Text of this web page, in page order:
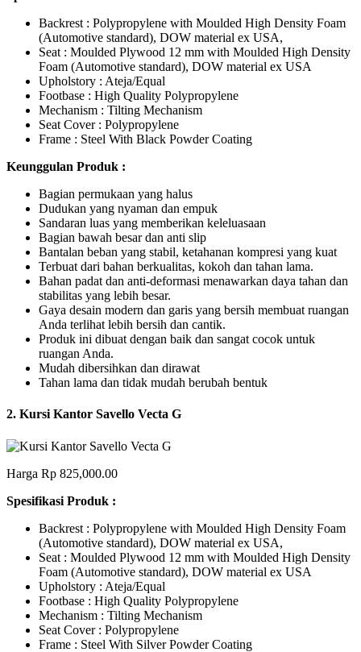
Backrest : Polypropylene with Moulded High Density Foam
(Automotive standard), DOW material ex USA,
Seat : Moulded Plywood 12 mm with Moulded High Density
Foam (Automotive standard), DOW material ex USA
Upholstory : Ateja/Equal
Footbase : High Quality Polypropylene
Mechanism : Tilting Mechanism
Seat Cover : Polypropylene
Frame : Steel With Black Powder Coating
Keunggulan Produk :
Bagian permukaan yang halus
Dudukan yang nyaman dan empuk
Sandaran luas yang memberikan keleluasaan
Bagian bawah besar dan anti slip
Bantalan beban yang stabil, ketahanan kompresi yang kuat
Terbuat dari bahan berkualitas, kokoh dan tahan lama.
Bahan padat dan anti-deformasi menawarkan daya tahan dan
stabilitas yang lebih besar.
Gaya desain modern dan garis yang bersih membuat ruangan
Anda terlihat lebih bersih dan cantik.
Produk ini dibuat dengan baik dan sangat cocok untuk
ruangan Anda.
Mudah dibersihkan dan dirawat
Tahan lama dan tidak mudah berubah bentuk
2. Kursi Kantor Savello Vecta G
Harga Rp 825,000.00
Spesifikasi Produk :
Backrest : Polypropylene with Moulded High Density Foam
(Automotive standard), DOW material ex USA,
Seat : Moulded Plywood 12 mm with Moulded High Density
Foam (Automotive standard), DOW material ex USA
Upholstory : Ateja/Equal
Footbase : High Quality Polypropylene
Mechanism : Tilting Mechanism
Seat Cover : Polypropylene
Frame : Steel With Silver Powder Coating